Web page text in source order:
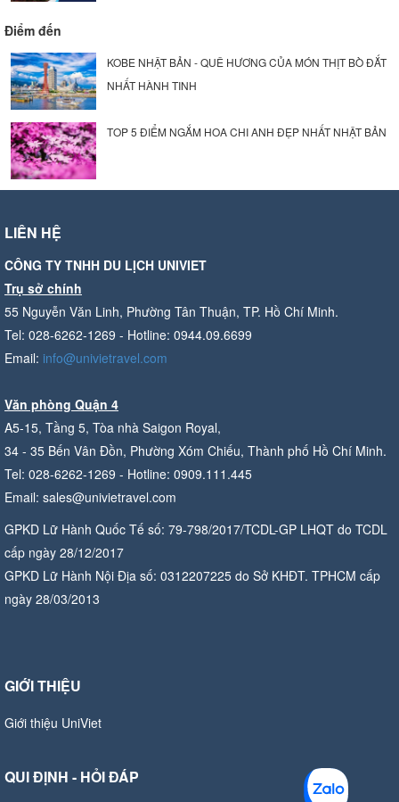
Điểm đến
KOBE NHẬT BẢN - QUÊ HƯƠNG CỦA MÓN THỊT BÒ ĐẮT
NHẤT HÀNH TINH
TOP 5 ĐIỂM NGẮM HOA CHI ANH ĐẸP NHẤT NHẬT BẢN
LIÊN HỆ
CÔNG TY TNHH DU LỊCH UNIVIET
Trụ sở chính
55 Nguyễn Văn Linh, Phường Tân Thuận, TP. Hồ Chí Minh.
Tel: 028-6262-1269 - Hotline: 0944.09.6699
Email: info@univietravel.com
Văn phòng Quận 4
A5-15, Tầng 5, Tòa nhà Saigon Royal,
34 - 35 Bến Vân Đồn, Phường Xóm Chiếu, Thành phố Hồ Chí Minh.
Tel: 028-6262-1269 - Hotline: 0909.111.445
Email: sales@univietravel.com
GPKD Lữ Hành Quốc Tế số: 79-798/2017/TCDL-GP LHQT do TCDL
cấp ngày 28/12/2017
GPKD Lữ Hành Nội Địa số: 0312207225 do Sở KHĐT. TPHCM cấp
ngày 28/03/2013
GIỚI THIỆU
Giới thiệu UniViet
QUI ĐỊNH - HỎI ĐÁP